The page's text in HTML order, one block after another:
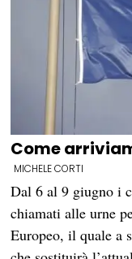
Come
MICHELE CORTI
Dal 6 al 9 giugno i
chiamati alle urne
Europeo, il quale a